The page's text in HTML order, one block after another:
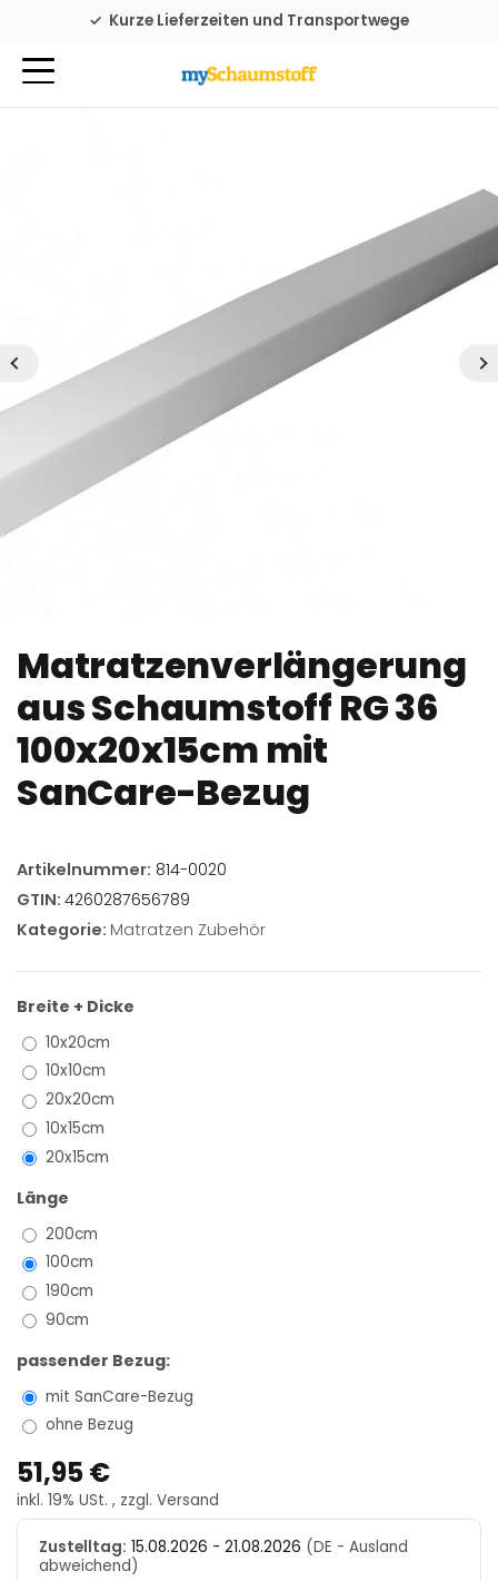
Familienbetrieb seit 1976
Kurze Lieferzeiten und Transportwege
Matratzenverlängerung
aus Schaumstoff RG 36
100x20x15cm mit
SanCare-Bezug
Artikelnummer: 814-0020
GTIN: 4260287656789
Kategorie: Matratzen Zubehör
Breite + Dicke
10x20cm
10x10cm
20x20cm
10x15cm
20x15cm
Länge
200cm
100cm
190cm
90cm
passender Bezug:
mit SanCare-Bezug
ohne Bezug
51,95 €
inkl. 19% USt. , zzgl. Versand
Zustelltag: 15.08.2026 - 21.08.2026 (DE - Ausland
abweichend)